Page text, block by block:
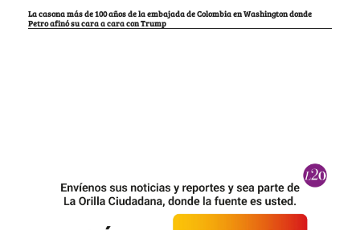
La casona más de 100 años de la embajada de Colombia en Washington donde
Petro afinó su cara a cara con Trump